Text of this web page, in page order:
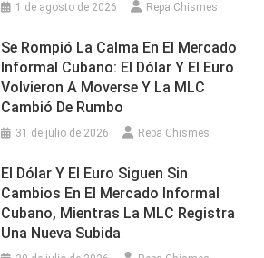
1 de agosto de 2026 Repa Chismes
Se Rompió La Calma En El Mercado
Informal Cubano: El Dólar Y El Euro
Volvieron A Moverse Y La MLC
Cambió De Rumbo
31 de julio de 2026 Repa Chismes
El Dólar Y El Euro Siguen Sin
Cambios En El Mercado Informal
Cubano, Mientras La MLC Registra
Una Nueva Subida